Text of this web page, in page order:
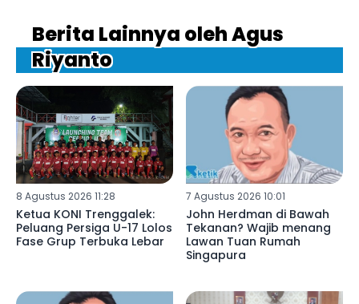
Berita Lainnya oleh Agus
Riyanto
8 Agustus 2026 11:28
Ketua KONI Trenggalek:
Peluang Persiga U-17 Lolos
Fase Grup Terbuka Lebar
7 Agustus 2026 10:01
John Herdman di Bawah
Tekanan? Wajib menang
Lawan Tuan Rumah
Singapura